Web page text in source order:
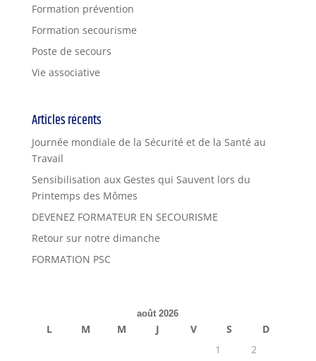
Formation prévention
Formation secourisme
Poste de secours
Vie associative
Articles récents
Journée mondiale de la Sécurité et de la Santé au
Travail
Sensibilisation aux Gestes qui Sauvent lors du
Printemps des Mômes
DEVENEZ FORMATEUR EN SECOURISME
Retour sur notre dimanche
FORMATION PSC
août 2026
L M M J V S
D
1
2